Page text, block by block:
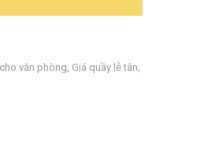
văn phòng, Giá quầy lễ tân,